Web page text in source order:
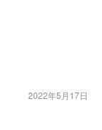
2022年5月17日